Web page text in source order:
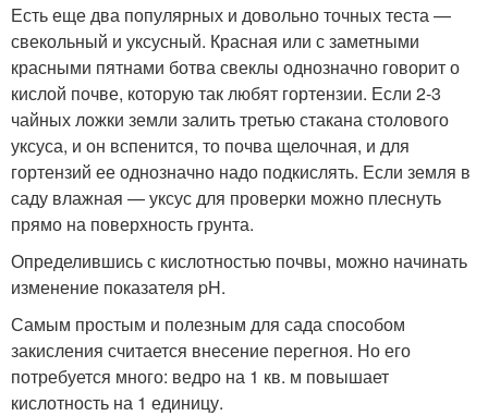
Есть еще два популярных и довольно точных теста —
свекольный и уксусный. Красная или с заметными
красными пятнами ботва свеклы однозначно говорит о
кислой почве, которую так любят гортензии. Если 2-3
чайных ложки земли залить третью стакана столового
уксуса, и он вспенится, то почва щелочная, и для
гортензий ее однозначно надо подкислять. Если земля в
саду влажная — уксус для проверки можно плеснуть
прямо на поверхность грунта.
Определившись с кислотностью почвы, можно начинать
изменение показателя pH.
Самым простым и полезным для сада способом
закисления считается внесение перегноя. Но его
потребуется много: ведро на 1 кв. м повышает
кислотность на 1 единицу.